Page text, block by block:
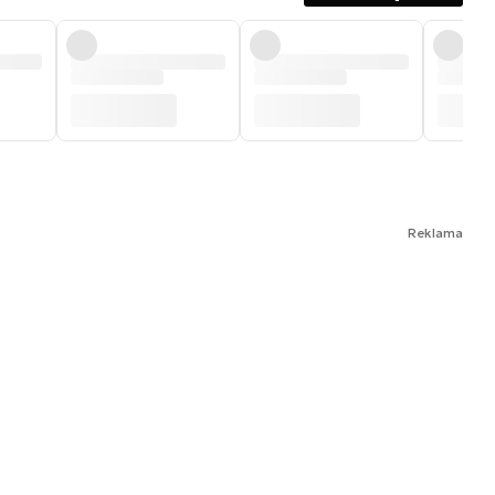
Reklama